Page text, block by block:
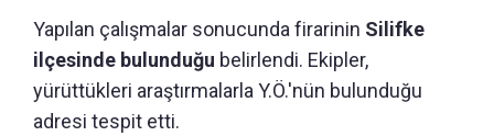
Yapılan çalışmalar sonucunda firarinin Silifke
ilçesinde bulunduğu belirlendi. Ekipler,
yürüttükleri araştırmalarla Y.Ö.'nün bulunduğu
adresi tespit etti.